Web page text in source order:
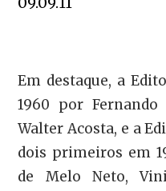
Em destaque, a
1960 por Fernando
Walter Acosta, e a
dois primeiros em
de Melo Neto,